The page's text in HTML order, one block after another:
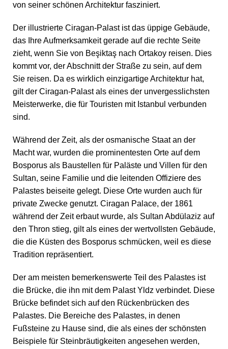
von seiner schönen Architektur fasziniert.
Der illustrierte Ciragan-Palast ist das üppige Gebäude,
das Ihre Aufmerksamkeit gerade auf die rechte Seite
zieht, wenn Sie von Beşiktaş nach Ortakoy reisen. Dies
kommt vor, der Abschnitt der Straße zu sein, auf dem
Sie reisen. Da es wirklich einzigartige Architektur hat,
gilt der Ciragan-Palast als eines der unvergesslichsten
Meisterwerke, die für Touristen mit Istanbul verbunden
sind.
Während der Zeit, als der osmanische Staat an der
Macht war, wurden die prominentesten Orte auf dem
Bosporus als Baustellen für Paläste und Villen für den
Sultan, seine Familie und die leitenden Offiziere des
Palastes beiseite gelegt. Diese Orte wurden auch für
private Zwecke genutzt. Ciragan Palace, der 1861
während der Zeit erbaut wurde, als Sultan Abdülaziz auf
den Thron stieg, gilt als eines der wertvollsten Gebäude,
die die Küsten des Bosporus schmücken, weil es diese
Tradition repräsentiert.
Der am meisten bemerkenswerte Teil des Palastes ist
die Brücke, die ihn mit dem Palast Yldz verbindet. Diese
Brücke befindet sich auf den Rückenbrücken des
Palastes. Die Bereiche des Palastes, in denen
Fußsteine zu Hause sind, die als eines der schönsten
Beispiele für Steinbräutigkeiten angesehen werden,